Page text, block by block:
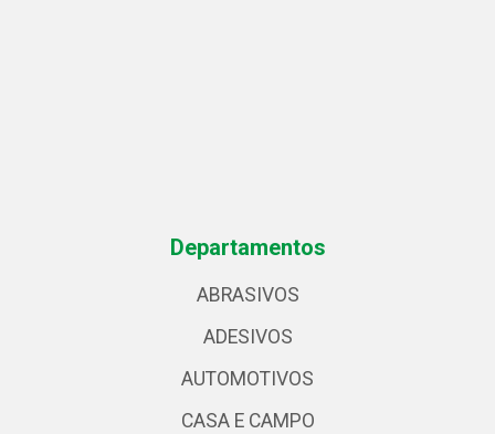
Departamentos
ABRASIVOS
ADESIVOS
AUTOMOTIVOS
CASA E CAMPO